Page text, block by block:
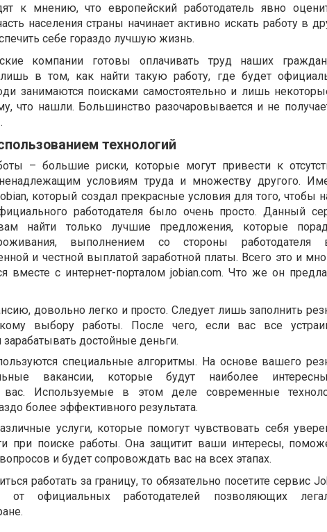
к мнению, что европейский работодатель явно
населения страны начинает активно искать работу в
себе гораздо лучшую жизнь.
компании готовы оплачивать труд наших
в том, как найти такую работу, где будет
занимаются поисками самостоятельно и лишь
что нашли. Большинство разочаровывается и не
технологий
– большие риски, которые могут привести к
условиям труда и множеству другого.
который создал прекрасные условия для того, чтобы
работодателя было очень просто. Данный
найти только лучшие предложения, которые
выполнением со стороны работодателя
и честной выплатой заработной платы. Всего это и
вместе с интернет-порталом jobian.com. Что же он
довольно легко и просто. Следует лишь заполнить
выбору работы. После чего, если вас все
зарабатывать достойные деньги.
специальные алгоритмы. На основе вашего
вакансии, которые будут наиболее
вас. Используемые в этом деле современные
более эффективного результата.
услуги, которые помогут чувствовать себя
при поиске работы. Она защитит ваши интересы,
и будет сопровождать вас на всех этапах.
работать за границу, то обязательно посетите сервис
официальных работодателей позволяющих